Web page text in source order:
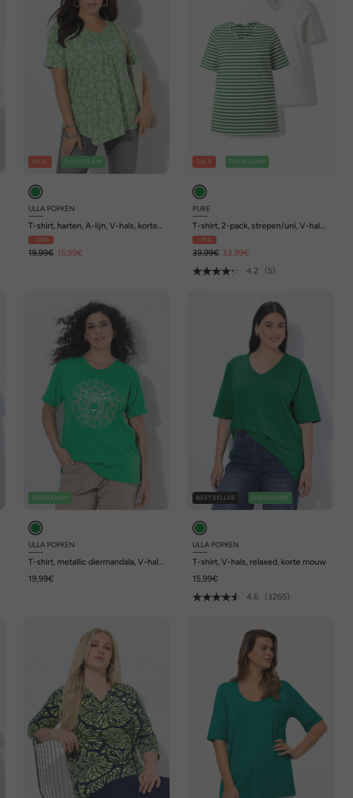
SALE DUURZAAM
ULLA POPKEN
T-shirt, harten, A-lijn, V-hals, korte
mouwen
- 20%
19,99€ 15,99€
SALE DUURZAAM
PURE
T-shirt, 2-pack, strepen/uni, V-hals,
halve mouw
- 15%
39,99€ 33,99€
4.2
(5)
DUURZAAM
ULLA POPKEN
T-shirt, metallic diermandala, V-hals,
19,99€
BESTSELLER DUURZAAM
ULLA POPKEN
T-shirt, V-hals, relaxed, korte mouw
15,99€
4.6
(3265)